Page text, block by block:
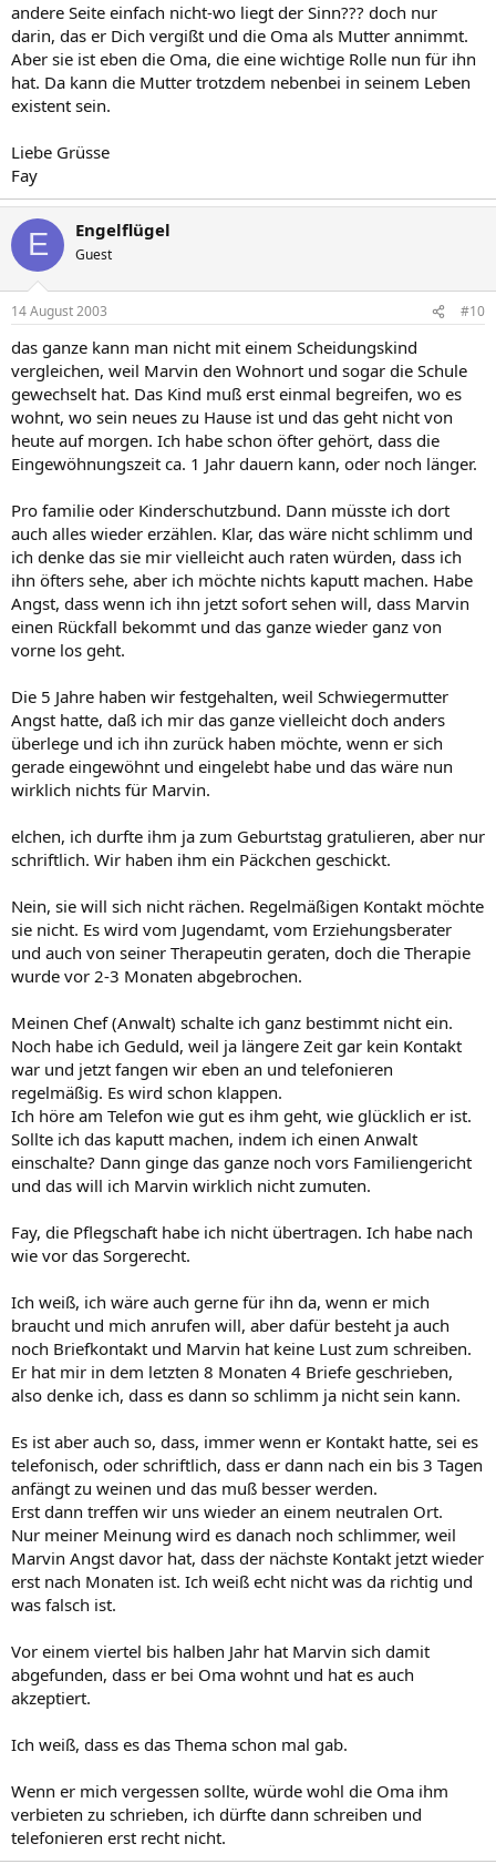
andere Seite einfach nicht-wo liegt der Sinn??? doch nur
darin, das er Dich vergißt und die Oma als Mutter annimmt.
Aber sie ist eben die Oma, die eine wichtige Rolle nun für ihn
hat. Da kann die Mutter trotzdem nebenbei in seinem Leben
existent sein.
Liebe Grüsse
Fay
E Engelflügel
Guest
14 August 2003 #10
das ganze kann man nicht mit einem Scheidungskind
vergleichen, weil Marvin den Wohnort und sogar die Schule
gewechselt hat. Das Kind muß erst einmal begreifen, wo es
wohnt, wo sein neues zu Hause ist und das geht nicht von
heute auf morgen. Ich habe schon öfter gehört, dass die
Eingewöhnungszeit ca. 1 Jahr dauern kann, oder noch länger.
Pro familie oder Kinderschutzbund. Dann müsste ich dort
auch alles wieder erzählen. Klar, das wäre nicht schlimm und
ich denke das sie mir vielleicht auch raten würden, dass ich
ihn öfters sehe, aber ich möchte nichts kaputt machen. Habe
Angst, dass wenn ich ihn jetzt sofort sehen will, dass Marvin
einen Rückfall bekommt und das ganze wieder ganz von
vorne los geht.
Die 5 Jahre haben wir festgehalten, weil Schwiegermutter
Angst hatte, daß ich mir das ganze vielleicht doch anders
überlege und ich ihn zurück haben möchte, wenn er sich
gerade eingewöhnt und eingelebt habe und das wäre nun
wirklich nichts für Marvin.
elchen, ich durfte ihm ja zum Geburtstag gratulieren, aber nur
schriftlich. Wir haben ihm ein Päckchen geschickt.
Nein, sie will sich nicht rächen. Regelmäßigen Kontakt möchte
sie nicht. Es wird vom Jugendamt, vom Erziehungsberater
und auch von seiner Therapeutin geraten, doch die Therapie
wurde vor 2-3 Monaten abgebrochen.
Meinen Chef (Anwalt) schalte ich ganz bestimmt nicht ein.
Noch habe ich Geduld, weil ja längere Zeit gar kein Kontakt
war und jetzt fangen wir eben an und telefonieren
regelmäßig. Es wird schon klappen.
Ich höre am Telefon wie gut es ihm geht, wie glücklich er ist.
Sollte ich das kaputt machen, indem ich einen Anwalt
einschalte? Dann ginge das ganze noch vors Familiengericht
und das will ich Marvin wirklich nicht zumuten.
Fay, die Pflegschaft habe ich nicht übertragen. Ich habe nach
wie vor das Sorgerecht.
Ich weiß, ich wäre auch gerne für ihn da, wenn er mich
braucht und mich anrufen will, aber dafür besteht ja auch
noch Briefkontakt und Marvin hat keine Lust zum schreiben.
Er hat mir in dem letzten 8 Monaten 4 Briefe geschrieben,
also denke ich, dass es dann so schlimm ja nicht sein kann.
Es ist aber auch so, dass, immer wenn er Kontakt hatte, sei es
telefonisch, oder schriftlich, dass er dann nach ein bis 3 Tagen
anfängt zu weinen und das muß besser werden.
Erst dann treffen wir uns wieder an einem neutralen Ort.
Nur meiner Meinung wird es danach noch schlimmer, weil
Marvin Angst davor hat, dass der nächste Kontakt jetzt wieder
erst nach Monaten ist. Ich weiß echt nicht was da richtig und
was falsch ist.
Vor einem viertel bis halben Jahr hat Marvin sich damit
abgefunden, dass er bei Oma wohnt und hat es auch
akzeptiert.
Ich weiß, dass es das Thema schon mal gab.
Wenn er mich vergessen sollte, würde wohl die Oma ihm
verbieten zu schrieben, ich dürfte dann schreiben und
telefonieren erst recht nicht.